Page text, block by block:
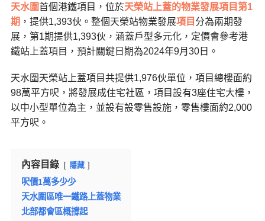
天水圍首個港鐵項目，位於天榮站上蓋的物業發展項目第1
期 ，提供1,393伙。整個天榮站物業發展項目 分為兩期發
展，第1期提供1,393伙，涵蓋戶型多元化，定價會參考港
鐵站上蓋項目，預計關鍵日期為2024年9月30日。
天水圍天榮站上蓋項目共提供1,976伙單位，項目總樓面約
98萬平方呎，將發展成住宅社區，項目設有3座住宅大樓，
以中小型單位為主，並設有設零售設施，零售樓面約2,000
平方呎。
內容目錄 隱藏
呎價1萬多少少
天水圍區唯一鐵路上蓋物業
北部都會區概撐起